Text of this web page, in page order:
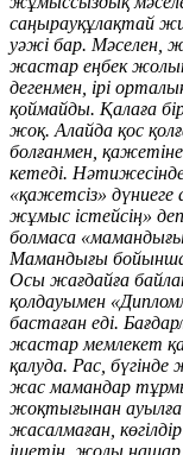
саңырауқұлақтай
уәжі бар. Мәселен,
жастар еңбек
дегенмен, ірі
қоймайды. Қалаға
жоқ. Алайда қос
болғанмен,
кетеді.
«қажетсіз»
жұмыс істейсің»
болмаса
Мамандығы бойынша
Осы жағдайға
қолдауымен
бастаған еді.
жастар мемлекет
қалуда. Рас, бүгінде
жас мамандар
жоқтығынан
жасалмаған,